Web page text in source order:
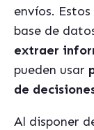
envíos.
base de
extraer
pueden usar
de
Al disponer